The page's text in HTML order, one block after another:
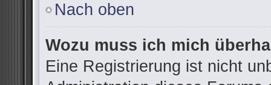
Nach oben
Wozu muss ich mich
Eine Registrierung ist nicht